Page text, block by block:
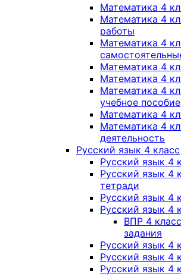
Математика 4
Математика 4
работы
Математика 4
Математика 4
Математика 4
Математика 4
учебное пособие
Математика 4
Математика 4
деятельность
Русский язык 4 класс
Русский язык 4
Русский язык 4
тетради
Русский язык 4
Русский язык 4
ВПР 4
задания
Русский язык 4
Русский язык 4
Русский язык 4